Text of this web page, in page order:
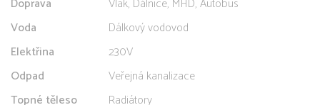
Voda
Dálkový vodovod
Elektřina
230V
Odpad
Veřejná kanalizace
Topné těleso
Radiátory